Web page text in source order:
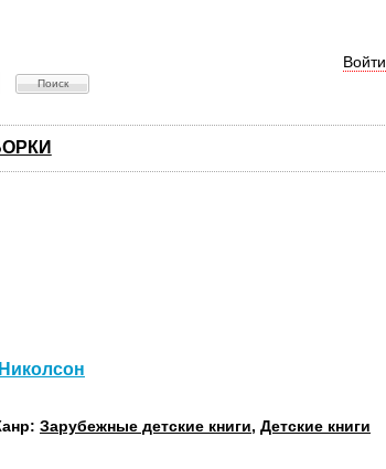
Войти
Зарубежные детские книги, Детские книги